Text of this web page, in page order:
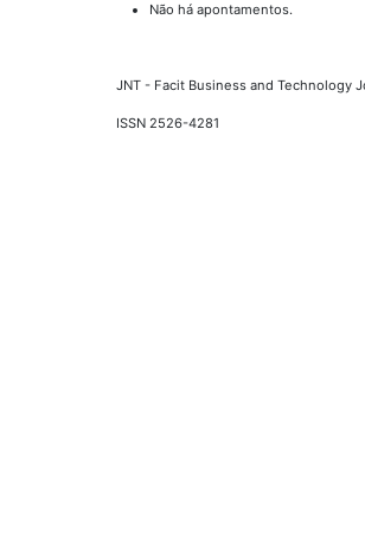
Não há apontamentos.
JNT - Facit Business and Technology
ISSN 2526-4281